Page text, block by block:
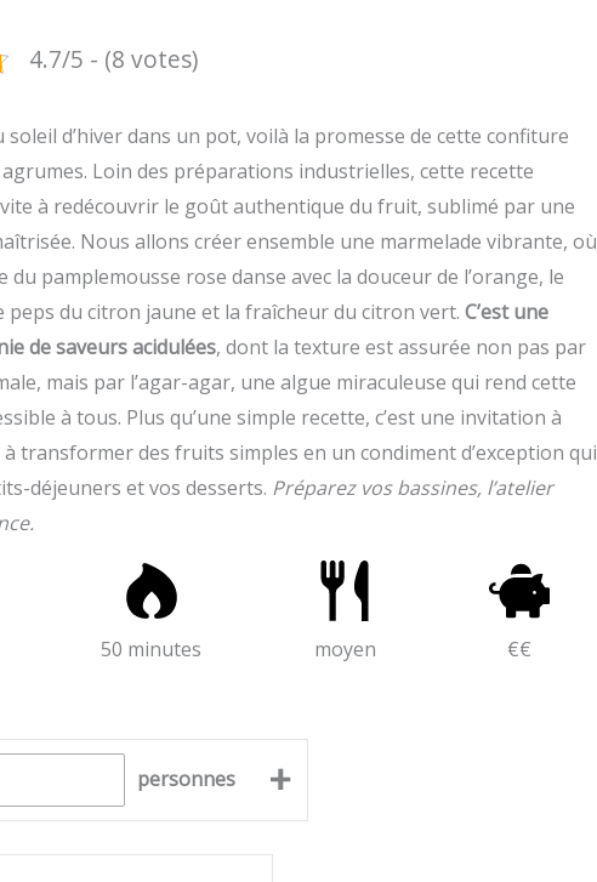
4.7/5 - (8 votes)
soleil d’hiver dans un pot, voilà la promesse de cette confiture
Loin des préparations industrielles, cette recette
à redécouvrir le goût authentique du fruit, sublimé par une
Nous allons créer ensemble une marmelade vibrante, où
du pamplemousse rose danse avec la douceur de l’orange, le
du citron jaune et la fraîcheur du citron vert. C’est une
de saveurs acidulées, dont la texture est assurée non pas par
mais par l’agar-agar, une algue miraculeuse qui rend cette
à tous. Plus qu’une simple recette, c’est une invitation à
transformer des fruits simples en un condiment d’exception qui
déjeuners et vos desserts. Préparez vos bassines, l’atelier
50 minutes moyen €€
personnes +